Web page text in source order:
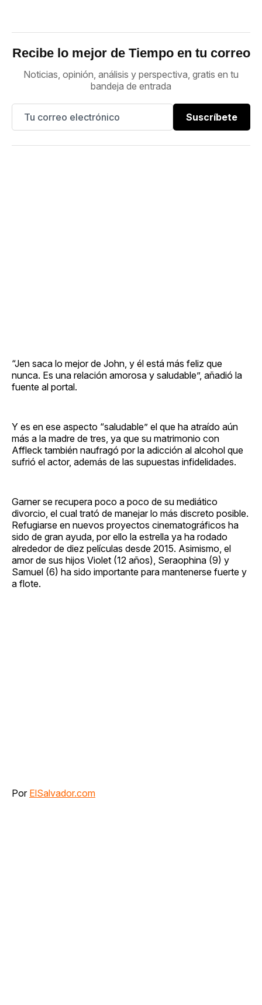
Recibe lo mejor de Tiempo en tu correo
Noticias, opinión, análisis y perspectiva, gratis en tu
bandeja de entrada
Suscríbete
“Jen saca lo mejor de John, y él está más feliz que
nunca. Es una relación amorosa y saludable”, añadió la
fuente al portal.
Y es en ese aspecto “saludable” el que ha atraído aún
más a la madre de tres, ya que su matrimonio con
Affleck también naufragó por la adicción al alcohol que
sufrió el actor, además de las supuestas infidelidades.
Garner se recupera poco a poco de su mediático
divorcio, el cual trató de manejar lo más discreto posible.
Refugiarse en nuevos proyectos cinematográficos ha
sido de gran ayuda, por ello la estrella ya ha rodado
alrededor de diez películas desde 2015. Asimismo, el
amor de sus hijos Violet (12 años), Seraophina (9) y
Samuel (6) ha sido importante para mantenerse fuerte y
a flote.
Por ElSalvador.com